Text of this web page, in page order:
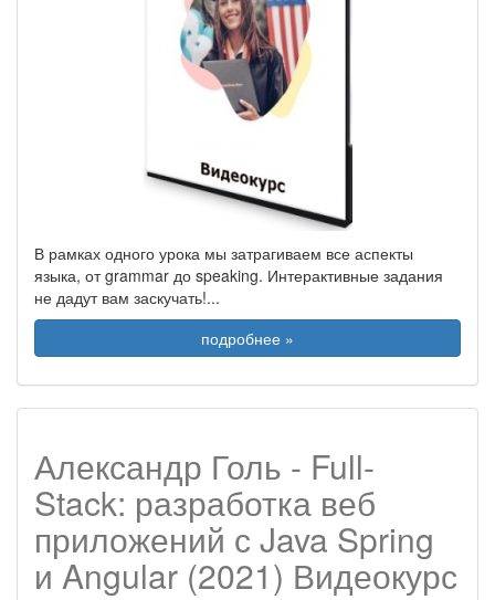
В рамках одного урока мы затрагиваем все аспекты
языка, от grammar до speaking. Интерактивные задания
не дадут вам заскучать!...
подробнее »
Александр Голь - Full-
Stack: разработка веб
приложений с Java Spring
и Angular (2021) Видеокурс